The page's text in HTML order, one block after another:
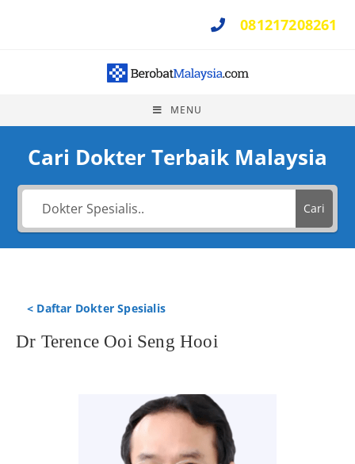
081217208261
MENU
Cari Dokter Terbaik Malaysia
Cari
< Daftar Dokter Spesialis
Dr Terence Ooi Seng Hooi